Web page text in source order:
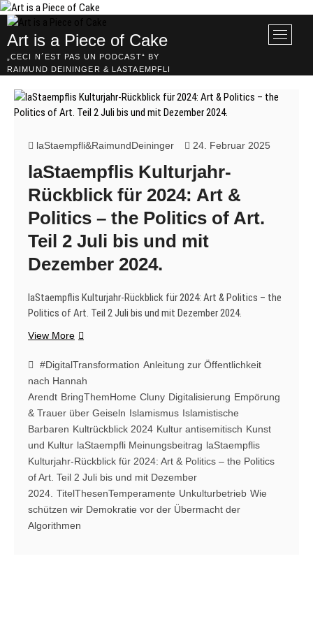
Skip
to
content
Art is a Piece of Cake
„CECI N´EST PAS UN PODCAST“ BY
RAIMUND DEININGER & LASTAEMPFLI
M
e
u
B
laStaempfli&RaimundDeininger 24. Februar 2025
laStaempflis Kulturjahr-
Rückblick für 2024: Art &
Politics – the Politics of Art.
Teil 2 Juli bis und mit
Dezember 2024.
laStaempflis Kulturjahr-Rückblick für 2024: Art & Politics – the
Politics of Art. Teil 2 Juli bis und mit Dezember 2024.
View MorelaStaempflis
Rückblick
für
2024:
Art
–
the
Politics
of
Art.
Teil
#DigitalTransformation Anleitung zur Öffentlichkeit
nach Hannah
Arendt BringThemHome Cluny Digitalisierung Empörung
& Trauer über Geiseln Islamismus Islamistische
Barbaren Kultrückblick 2024 Kultur antisemitisch Kunst
und Kultur laStaempfli Meinungsbeitrag laStaempflis
Kulturjahr-Rückblick für 2024: Art & Politics – the Politics
of Art. Teil 2 Juli bis und mit Dezember
2024. TitelThesenTemperamente Unkulturbetrieb Wie
schützen wir Demokratie vor der Übermacht der
Algorithmen